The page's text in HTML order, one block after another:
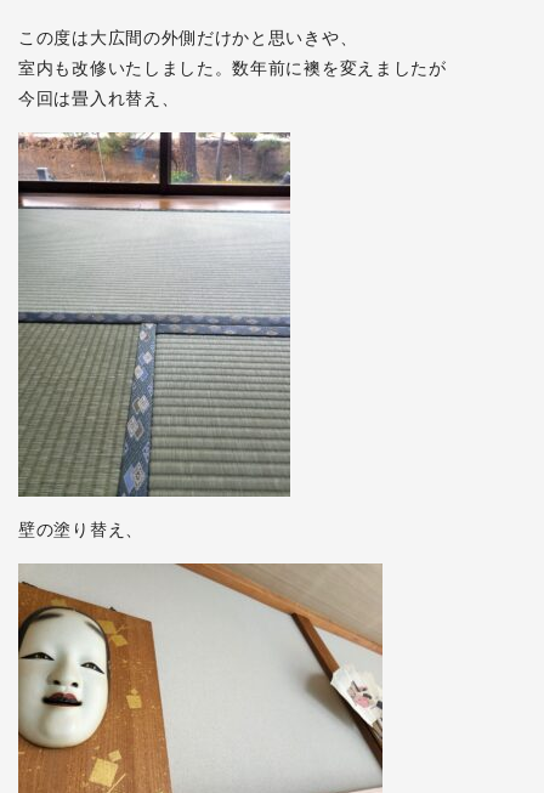
この度は大広間の外側だけかと思いきや、
室内も改修いたしました。数年前に襖を変えましたが
今回は畳入れ替え、
壁の塗り替え、